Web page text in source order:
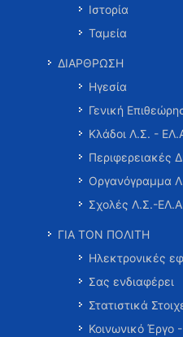
Ιστορία
Ταμεία
ΔΙΑΡΘΡΩΣΗ
Ηγεσία
Γενική
Κλάδοι Λ.Σ. -
Περιφερειακές
Οργανόγραμμα
Σχολές Λ.Σ.-
ΓΙΑ ΤΟΝ ΠΟΛΙΤΗ
Ηλεκτρονικές
Σας ενδιαφέρει
Στατιστικά
Κοινωνικό Έργο